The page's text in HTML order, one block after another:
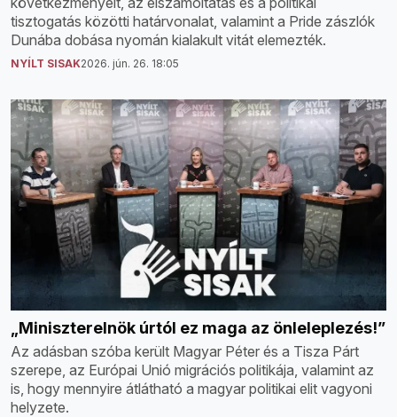
tisztogatás közötti határvonalat, valamint a Pride zászlók
Dunába dobása nyomán kialakult vitát elemezték.
NYÍLT SISAK2026. jún. 26. 18:05
„Miniszterelnök úrtól ez maga az önleleplezés!”
Az adásban szóba került Magyar Péter és a Tisza Párt
szerepe, az Európai Unió migrációs politikája, valamint az
is, hogy mennyire átlátható a magyar politikai elit vagyoni
helyzete.